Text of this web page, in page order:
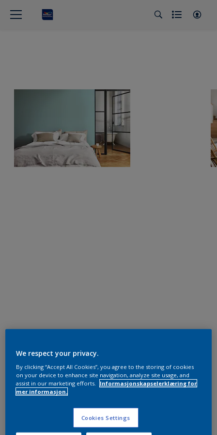
We respect your privacy.
By clicking “Accept All Cookies”, you agree to the storing of cookies
on your device to enhance site navigation, analyze site usage, and
assist in our marketing efforts.
Informasjonskapselerklæring for
mer informasjon.
Cookies Settings